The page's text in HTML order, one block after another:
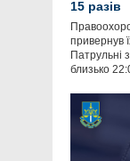
15 разів
привернув
Патрульні
близько